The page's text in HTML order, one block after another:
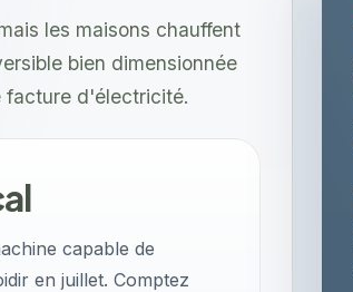
les maisons chauffent
bien dimensionnée
facture d'électricité.
capable de
en juillet. Comptez